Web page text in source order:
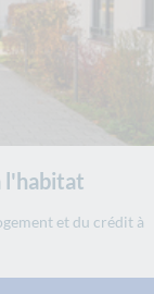
l'habitat
et du crédit à